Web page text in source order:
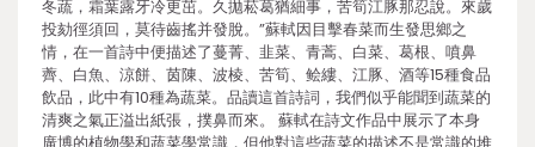
冬蔬，霜葉露牙冷更茁。久拋菘葛猶細事，苦筍江豚那忍說。來歲
投劾徑須回，莫待齒搖并發脫。”蘇軾因目擊春菜而生發思鄉之
情，在一首詩中便描述了蔓菁、韭菜、青蒿、白菜、葛根、噴鼻
薺、白魚、涼餅、茵陳、波棱、苦筍、鲙縷、江豚、酒等15種食品
飲品，此中有10種為蔬菜。品讀這首詩詞，我們似乎能聞到蔬菜的
清爽之氣正溢出紙張，撲鼻而來。 蘇軾在詩文作品中展示了本身
廣博的植物學和蔬菜學常識，但他對這些蔬菜的描述不是常識的堆